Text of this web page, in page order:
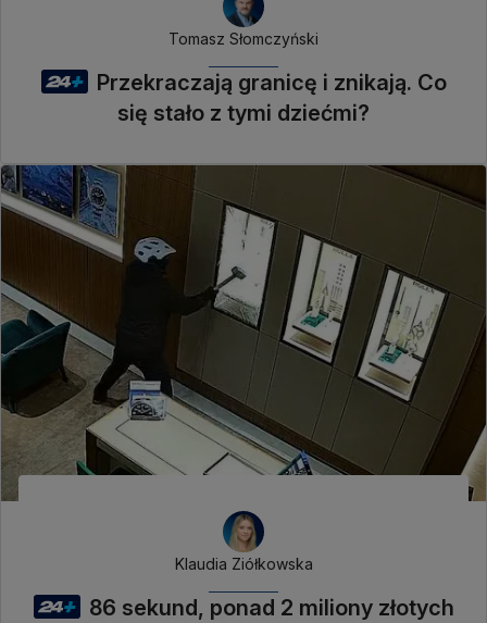
Tomasz Słomczyński
Przekraczają granicę i znikają. Co
się stało z tymi dziećmi?
Klaudia Ziółkowska
86 sekund, ponad 2 miliony złotych